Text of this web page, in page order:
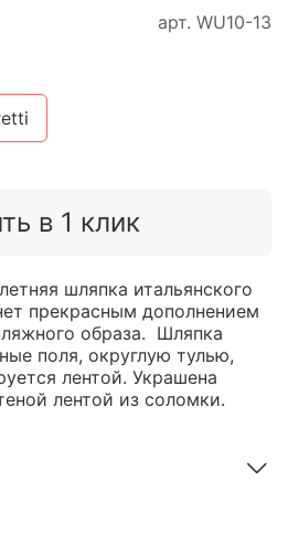
арт. WU10-13
в 1 клик
шляпка итальянского
прекрасным дополнением
образа. Шляпка
поля, округлую тулью,
лентой. Украшена
лентой из соломки.